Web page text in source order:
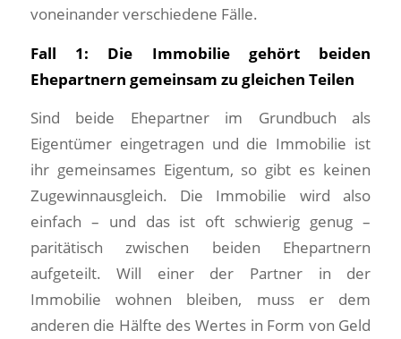
voneinander verschiedene Fälle.
Fall 1: Die Immobilie gehört beiden
Ehepartnern gemeinsam zu gleichen Teilen
Sind beide Ehepartner im Grundbuch als
Eigentümer eingetragen und die Immobilie ist
ihr gemeinsames Eigentum, so gibt es keinen
Zugewinnausgleich. Die Immobilie wird also
einfach – und das ist oft schwierig genug –
paritätisch zwischen beiden Ehepartnern
aufgeteilt. Will einer der Partner in der
Immobilie wohnen bleiben, muss er dem
anderen die Hälfte des Wertes in Form von Geld